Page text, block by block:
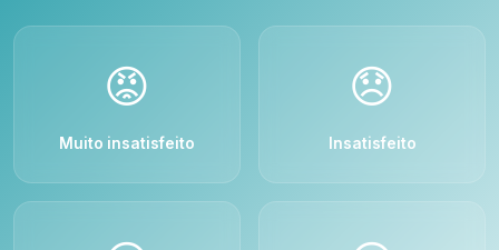
😡
Muito insatisfeito
😞
Insatisfeito